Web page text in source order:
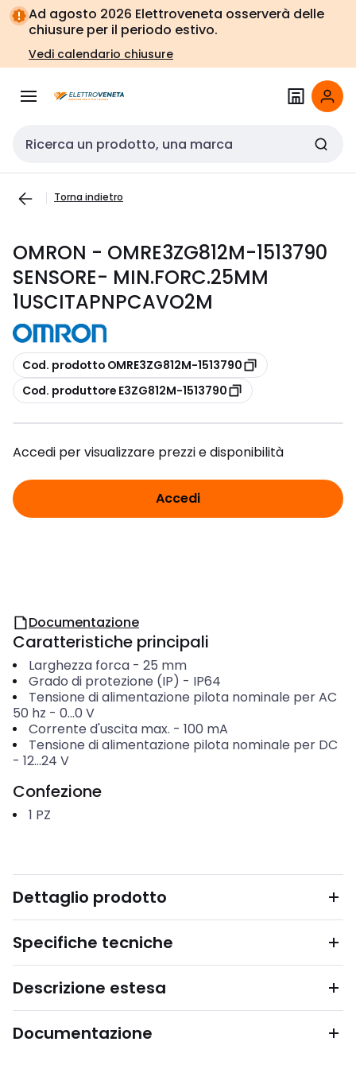
Vai alla
navigazione
Vai
alla
pagina
Ad agosto 2026 Elettroveneta osserverà delle
chiusure per il periodo estivo.
Vedi calendario chiusure
Cerca input
Torna indietro
OMRON - OMRE3ZG812M-1513790
SENSORE- MIN.FORC.25MM
1USCITAPNPCAVO2M
copia
Cod. prodotto OMRE3ZG812M-1513790
copia
Cod. produttore E3ZG812M-1513790
Accedi per visualizzare prezzi e disponibilità
Accedi
Documentazione
Caratteristiche principali
Larghezza forca- 25 mm
Grado di protezione (IP) - IP64
Tensione di alimentazione pilota nominale per AC
50 hz - 0...0 V
Corrente d'uscita max. - 100 mA
Tensione di alimentazione pilota nominale per DC
- 12...24 V
Confezione
1 PZ
Dettaglio prodotto
Specifiche tecniche
Descrizione estesa
Documentazione